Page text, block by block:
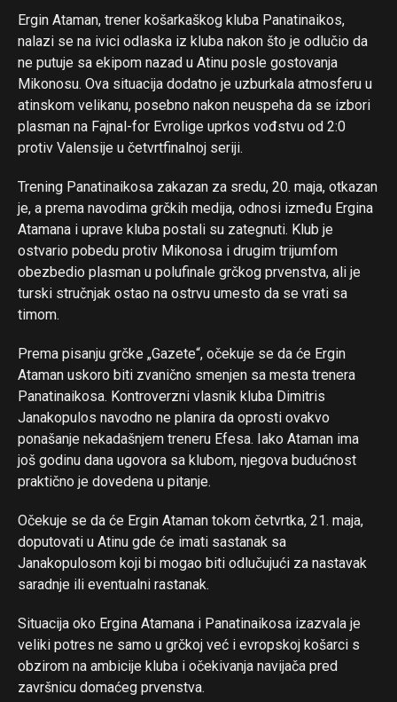
Ergin Ataman, trener košarkaškog kluba Panatinaikos,
nalazi se na ivici odlaska iz kluba nakon što je odlučio da
ne putuje sa ekipom nazad u Atinu posle gostovanja
Mikonosu. Ova situacija dodatno je uzburkala atmosferu u
atinskom velikanu, posebno nakon neuspeha da se izbori
plasman na Fajnal-for Evrolige uprkos vođstvu od 2:0
protiv Valensije u četvrtfinalnoj seriji.
Trening Panatinaikosa zakazan za sredu, 20. maja, otkazan
je, a prema navodima grčkih medija, odnosi između Ergina
Atamana i uprave kluba postali su zategnuti. Klub je
ostvario pobedu protiv Mikonosa i drugim trijumfom
obezbedio plasman u polufinale grčkog prvenstva, ali je
turski stručnjak ostao na ostrvu umesto da se vrati sa
timom.
Prema pisanju grčke „Gazete“, očekuje se da će Ergin
Ataman uskoro biti zvanično smenjen sa mesta trenera
Panatinaikosa. Kontroverzni vlasnik kluba Dimitris
Janakopulos navodno ne planira da oprosti ovakvo
ponašanje nekadašnjem treneru Efesa. Iako Ataman ima
još godinu dana ugovora sa klubom, njegova budućnost
praktično je dovedena u pitanje.
Očekuje se da će Ergin Ataman tokom četvrtka, 21. maja,
doputovati u Atinu gde će imati sastanak sa
Janakopulosom koji bi mogao biti odlučujući za nastavak
saradnje ili eventualni rastanak.
Situacija oko Ergina Atamana i Panatinaikosa izazvala je
veliki potres ne samo u grčkoj već i evropskoj košarci s
obzirom na ambicije kluba i očekivanja navijača pred
završnicu domaćeg prvenstva.
Email